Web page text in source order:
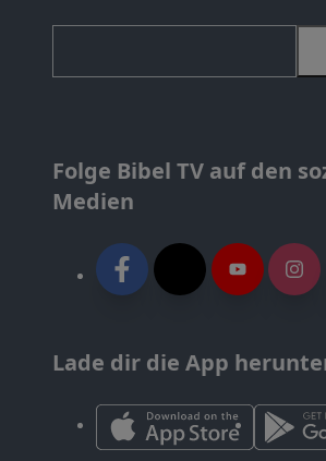
Folge Bibel TV auf den
Medien
Lade dir die App